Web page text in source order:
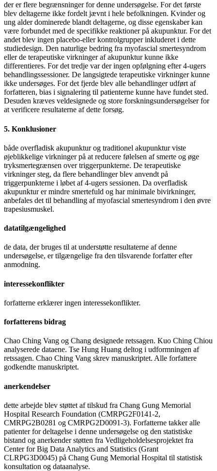
der er flere begrænsninger for denne undersøgelse. For det første
blev deltagerne ikke fordelt jævnt i hele befolkningen. Kvinder og
ung alder dominerede blandt deltagerne, og disse egenskaber kan
være forbundet med de specifikke reaktioner på akupunktur. For det
andet blev ingen placebo-eller kontrolgrupper inkluderet i dette
studiedesign. Den naturlige bedring fra myofascial smertesyndrom
eller de terapeutiske virkninger af akupunktur kunne ikke
differentieres. For det tredje var der ingen opfølgning efter 4-ugers
behandlingssessioner. De langsigtede terapeutiske virkninger kunne
ikke undersøges. For det fjerde blev alle behandlinger udført af
forfatteren, bias i signalering til patienterne kunne have fundet sted.
Desuden kræves veldesignede og store forskningsundersøgelser for
at verificere resultaterne af dette forsøg.
5. Konklusioner
både overfladisk akupunktur og traditionel akupunktur viste
øjeblikkelige virkninger på at reducere følelsen af smerte og øge
tryksmertegrænsen over triggerpunkterne. De terapeutiske
virkninger steg, da flere behandlinger blev anvendt på
triggerpunkterne i løbet af 4-ugers sessionen. Da overfladisk
akupunktur er mindre smertefuld og har minimale bivirkninger,
anbefales det til behandling af myofascial smertesyndrom i den øvre
trapesiusmuskel.
datatilgængelighed
de data, der bruges til at understøtte resultaterne af denne
undersøgelse, er tilgængelige fra den tilsvarende forfatter efter
anmodning.
interessekonflikter
forfatterne erklærer ingen interessekonflikter.
forfatterens bidrag
Chao Ching Vang og Chang designede retssagen. Kuo Ching Chiou
analyserede dataene. Tse Hung Huang deltog i udformningen af
retssagen. Chao Ching Vang skrev manuskriptet. Alle forfattere
godkendte manuskriptet.
anerkendelser
dette arbejde blev støttet af tilskud fra Chang Gung Memorial
Hospital Research Foundation (CMRPG2F0141-2,
CMRPG2B0281 og CMRPG2D0091-3). Forfatterne takker alle
patienter for deltagelse i denne undersøgelse og den statistiske
bistand og anerkender støtten fra Vedligeholdelsesprojektet fra
Center for Big Data Analytics and Statistics (Grant
CLRPG3D0045) på Chang Gung Memorial Hospital til statistisk
konsultation og dataanalyse.